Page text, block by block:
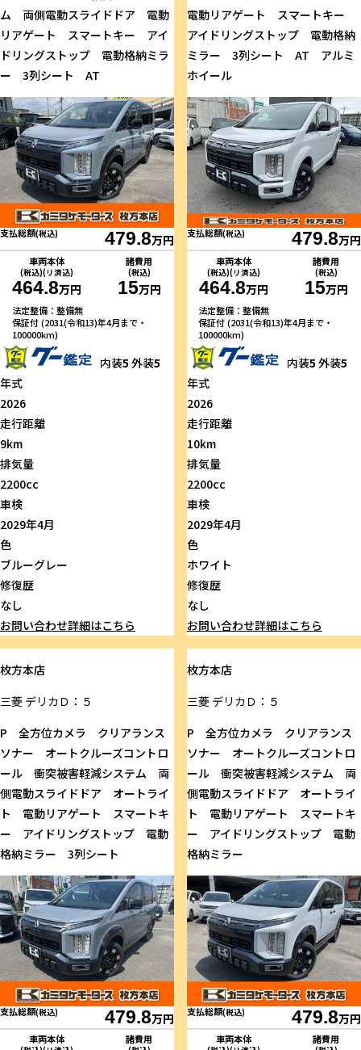
ム 両側電動スライドドア 電動
リアゲート スマートキー アイ
ドリングストップ 電動格納ミラ
ー 3列シート AT
支払総額(税込) 479.8万円
車両本体
(税込)(リ済込)
464.8万円
諸費用
(税込)
15万円
法定整備：整備無
保証付 (2031(令和13)年4月まで・
100000km)
内装5 外装5
年式
2026
走行距離
9km
排気量
2200cc
車検
2029年4月
色
ブルーグレー
修復歴
なし
お問い合わせ詳細はこちら
電動リアゲート スマートキー
アイドリングストップ 電動格納
ミラー 3列シート AT アルミ
ホイール
支払総額(税込) 479.8万円
車両本体
(税込)(リ済込)
464.8万円
諸費用
(税込)
15万円
法定整備：整備無
保証付 (2031(令和13)年4月まで・
100000km)
内装5 外装5
年式
2026
走行距離
10km
排気量
2200cc
車検
2029年4月
色
ホワイト
修復歴
なし
お問い合わせ詳細はこちら
枚方本店
三菱 デリカＤ：５
P 全方位カメラ クリアランス
ソナー オートクルーズコントロ
ール 衝突被害軽減システム 両
側電動スライドドア オートライ
ト 電動リアゲート スマートキ
ー アイドリングストップ 電動
格納ミラー 3列シート
支払総額(税込) 479.8万円
車両本体 諸費用
枚方本店
三菱デリカＤ：５
P 全方位カメラ クリアランス
ソナー オートクルーズコントロ
ール 衝突被害軽減システム 両
側電動スライドドア オートライ
ト 電動リアゲート スマートキ
ー アイドリングストップ 電動
格納ミラー
支払総額(税込) 479.8万円
車両本体 諸費用